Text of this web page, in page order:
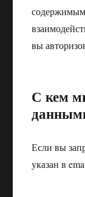
вы
С кем
Если вы
указан в